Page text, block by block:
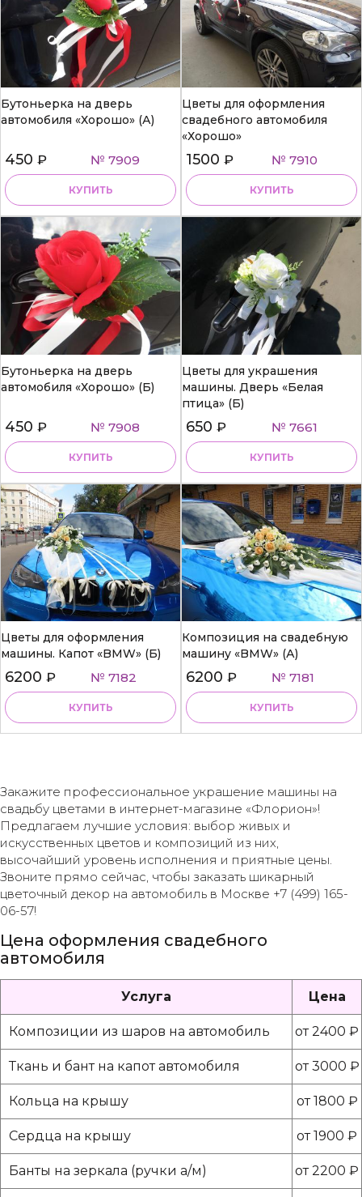
Бутоньерка на дверь
автомобиля «Хорошо» (А)
450 ₽ № 7909
КУПИТЬ
Цветы для оформления
свадебного автомобиля
«Хорошо»
1500 ₽ № 7910
КУПИТЬ
Бутоньерка на дверь
автомобиля «Хорошо» (Б)
450 ₽ № 7908
КУПИТЬ
Цветы для украшения
машины. Дверь «Белая
птица» (Б)
650 ₽ № 7661
КУПИТЬ
Цветы для оформления
машины. Капот «BMW» (Б)
6200 ₽ № 7182
КУПИТЬ
Композиция на свадебную
машину «BMW» (А)
6200 ₽ № 7181
КУПИТЬ
Закажите профессиональное украшение машины на
свадьбу цветами в интернет-магазине «Флорион»!
Предлагаем лучшие условия: выбор живых и
искусственных цветов и композиций из них,
высочайший уровень исполнения и приятные цены.
Звоните прямо сейчас, чтобы заказать шикарный
цветочный декор на автомобиль в Москве +7 (499) 165-
06-57!
Цена оформления свадебного
автомобиля
Услуга Цена
Композиции из шаров на автомобиль от 2400 ₽
Ткань и бант на капот автомобиля от 3000 ₽
Кольца на крышу от 1800 ₽
Сердца на крышу от 1900 ₽
Банты на зеркала (ручки а/м) от 2200 ₽